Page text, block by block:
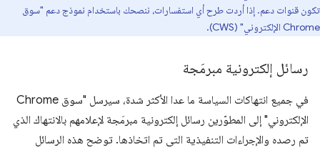
تكون قنوات دعم. إذا أردت طرح أي استفسارات، ننصحك باستخدام نموذج دعم "سوق
Chrome الإلكتروني" (CWS).
رسائل إلكترونية مبرمَجة
في جميع انتهاكات السياسة ما عدا الأكثر شدة، سيرسل "سوق Chrome
الإلكتروني" إلى المطوّرين رسائل إلكترونية مبرمَجة لإعلامهم بالانتهاك الذي
تم رصده والإجراءات التنفيذية التي تم اتخاذها. توضح هذه الرسائل